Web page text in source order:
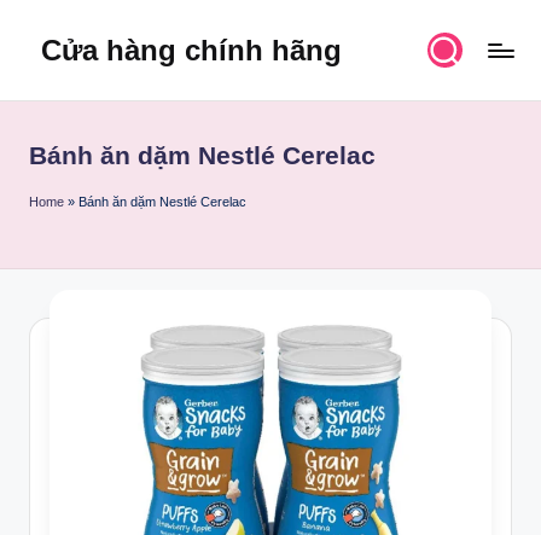
Cửa hàng chính hãng
Bánh ăn dặm Nestlé Cerelac
Home » Bánh ăn dặm Nestlé Cerelac